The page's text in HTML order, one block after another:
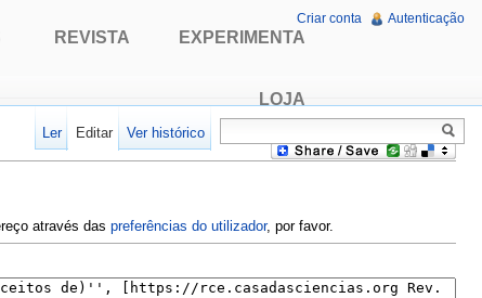
através das preferências do utilizador, por favor.
REVISTA EXPERIMENTA
LOJA
Criar conta Autenticação
Ler Editar Ver histórico